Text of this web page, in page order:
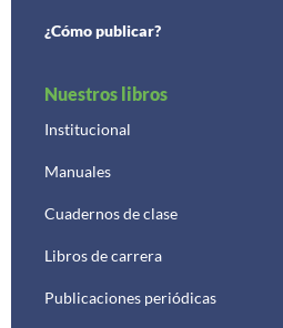
¿Cómo publicar?
Nuestros libros
Institucional
Manuales
Cuadernos de clase
Libros de carrera
Publicaciones periódicas